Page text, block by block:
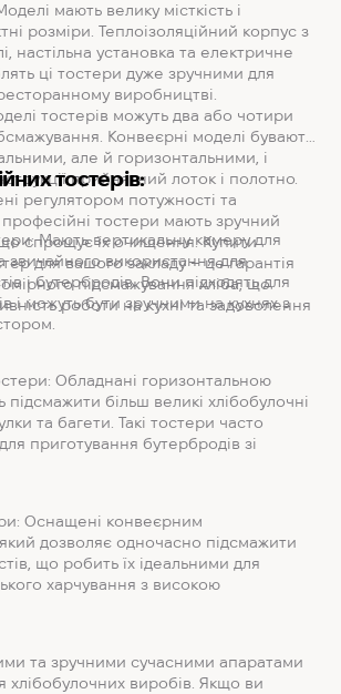
мають велику місткість і
розміри. Теплоізоляційний корпус з
настільна установка та електричне
ці тостери дуже зручними для
виробництві.
тостерів можуть два або чотири
Конвеєрні моделі бувають
але й горизонтальними, і
прийнятний лоток і полотно.
регулятором потужності та
тостери мають зручний
спрощує їх очищення. Купити
для вашого закладу – це гарантія
підсмажування хліба, що
роботи на кухні та задоволення
тостерів:
Мають вертикальну камеру для
звичайного використання для
і бутербродів. Вони підходять для
і можуть бути зручними на кухнях з
Обладнані горизонтальною
більш великі хлібобулочні
та багети. Такі тостери часто
приготування бутербродів зі
Оснащені конвеєрним
дозволяє одночасно підсмажити
що робить їх ідеальними для
харчування з високою
та зручними сучасними апаратами
хлібобулочних виробів. Якщо ви